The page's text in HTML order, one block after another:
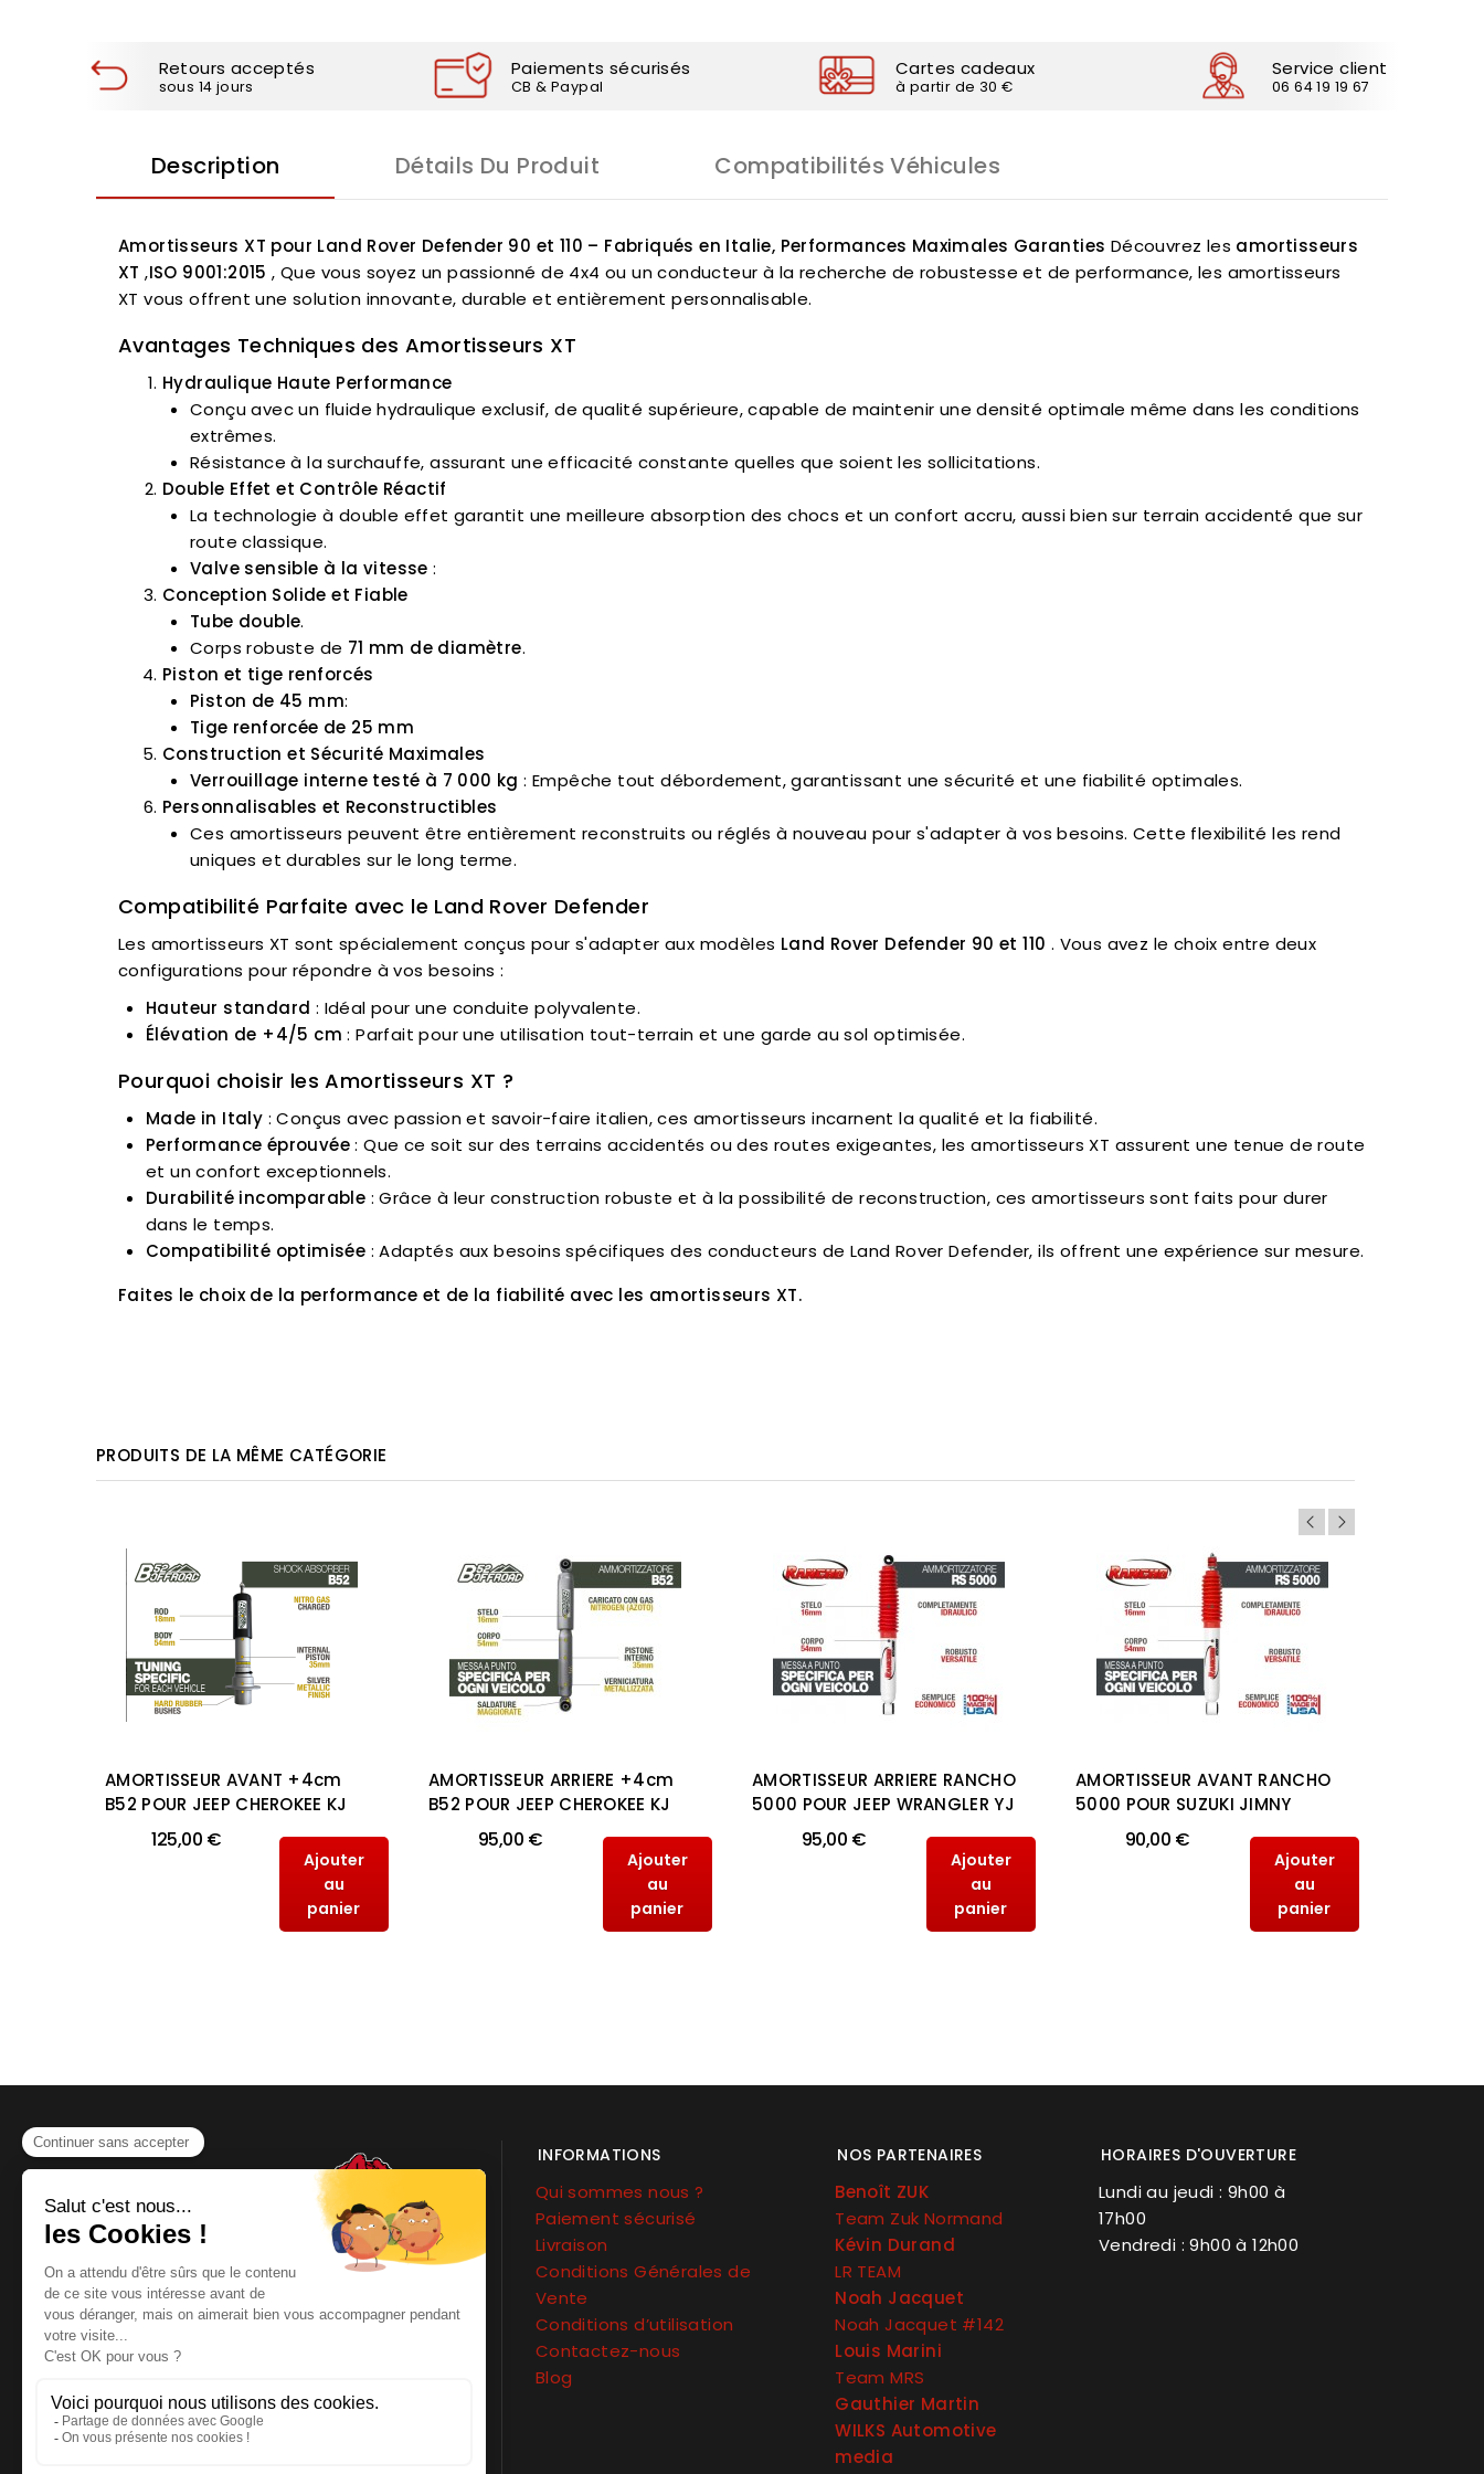
Retours acceptés
sous 14 jours
Paiements sécurisés
CB & Paypal
Cartes cadeaux
à partir de 30 €
Service client
06 64 19 19 67
Description Détails Du Produit Compatibilités Véhicules
Amortisseurs XT pour Land Rover Defender 90 et 110 – Fabriqués en Italie, Performances Maximales Garanties Découvrez les amortisseurs
XT ,ISO 9001:2015 , Que vous soyez un passionné de 4x4 ou un conducteur à la recherche de robustesse et de performance, les amortisseurs
XT vous offrent une solution innovante, durable et entièrement personnalisable.
Avantages Techniques des Amortisseurs XT
Hydraulique Haute Performance
Conçu avec un fluide hydraulique exclusif, de qualité supérieure, capable de maintenir une densité optimale même dans les conditions
extrêmes.
Résistance à la surchauffe, assurant une efficacité constante quelles que soient les sollicitations.
Double Effet et Contrôle Réactif
La technologie à double effet garantit une meilleure absorption des chocs et un confort accru, aussi bien sur terrain accidenté que sur
route classique.
Valve sensible à la vitesse :
Conception Solide et Fiable
Tube double.
Corps robuste de 71 mm de diamètre.
Piston et tige renforcés
Piston de 45 mm:
Tige renforcée de 25 mm
Construction et Sécurité Maximales
Verrouillage interne testé à 7 000 kg : Empêche tout débordement, garantissant une sécurité et une fiabilité optimales.
Personnalisables et Reconstructibles
Ces amortisseurs peuvent être entièrement reconstruits ou réglés à nouveau pour s'adapter à vos besoins. Cette flexibilité les rend
uniques et durables sur le long terme.
Compatibilité Parfaite avec le Land Rover Defender
Les amortisseurs XT sont spécialement conçus pour s'adapter aux modèles Land Rover Defender 90 et 110 . Vous avez le choix entre deux
configurations pour répondre à vos besoins :
Hauteur standard : Idéal pour une conduite polyvalente.
Élévation de +4/5 cm : Parfait pour une utilisation tout-terrain et une garde au sol optimisée.
Pourquoi choisir les Amortisseurs XT ?
Made in Italy : Conçus avec passion et savoir-faire italien, ces amortisseurs incarnent la qualité et la fiabilité.
Performance éprouvée: Que ce soit sur des terrains accidentés ou des routes exigeantes, les amortisseurs XT assurent une tenue de route
et un confort exceptionnels.
Durabilité incomparable : Grâce à leur construction robuste et à la possibilité de reconstruction, ces amortisseurs sont faits pour durer
dans le temps.
Compatibilité optimisée : Adaptés aux besoins spécifiques des conducteurs de Land Rover Defender, ils offrent une expérience sur mesure.
Faites le choix de la performance et de la fiabilité avec les amortisseurs XT.
PRODUITS DE LA MÊME CATÉGORIE
AMORTISSEUR AVANT +4cm
B52 POUR JEEP CHEROKEE KJ
125,00 €
Ajouter
au
panier
AMORTISSEUR ARRIERE +4cm
B52 POUR JEEP CHEROKEE KJ
95,00 €
Ajouter
au
panier
AMORTISSEUR ARRIERE RANCHO
5000 POUR JEEP WRANGLER YJ
95,00 €
Ajouter
au
panier
AMORTISSEUR AVANT RANCHO
5000 POUR SUZUKI JIMNY
90,00 €
Ajouter
au
panier
Téléphone
Email: contact@kayman-
offroad.fr
INFORMATIONS
Qui sommes nous ?
Paiement sécurisé
Livraison
Conditions Générales de
Vente
Conditions d’utilisation
Contactez-nous
Blog
NOS PARTENAIRES
Benoît ZUK
Team Zuk Normand
Kévin Durand
LR TEAM
Noah Jacquet
Noah Jacquet #142
Louis Marini
Team MRS
Gauthier Martin
WILKS Automotive
media
HORAIRES D'OUVERTURE
Lundi au jeudi : 9h00 à
17h00
Vendredi : 9h00 à 12h00